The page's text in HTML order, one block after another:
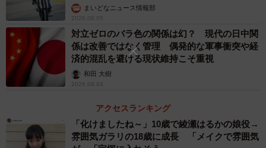
動物たちがわかりやすく解説（提供）
26日に公開された第2話「“益税”はズルい？？」では、「消
民の義務だ」と断じるウサギに、ネズミが「売上高1000万
円以下の小規模事業者は、そもそも免税点制度によって消
費税の納税義務が免除されており、預かり金でも益税でも
まいどなニュース情報部
2026.08.05
対立ゼロのバラ色の関係は幻？ 現代の日中関
係は改善ではなく管理 偶発的な軍事衝突や経
済的混乱を避ける現状維持こそ重視
和田 大樹
2026.08.04
アクセスランキング
「化けましたね～」10歳で綾瀬はるかの娘役→
雰囲気ガラリの18歳に成長 「メイクで雰囲気